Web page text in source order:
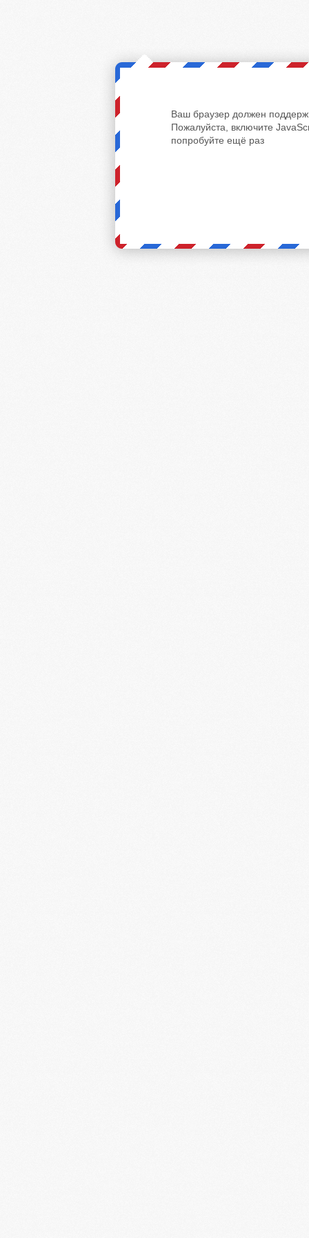
Ваш браузер должен
Пожалуйста, включите
попробуйте ещё раз